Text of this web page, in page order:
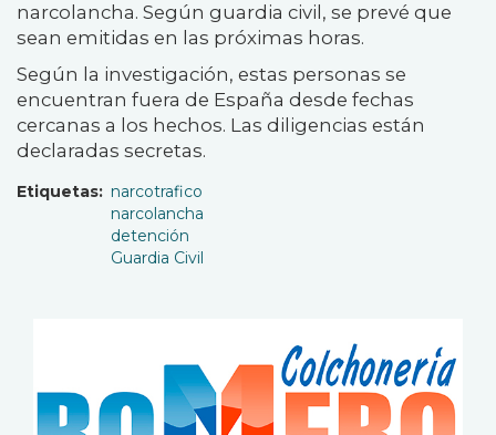
narcolancha. Según guardia civil, se prevé que
sean emitidas en las próximas horas.
Según la investigación, estas personas se
encuentran fuera de España desde fechas
cercanas a los hechos. Las diligencias están
declaradas secretas.
Etiquetas
narcotrafico
narcolancha
detención
Guardia Civil